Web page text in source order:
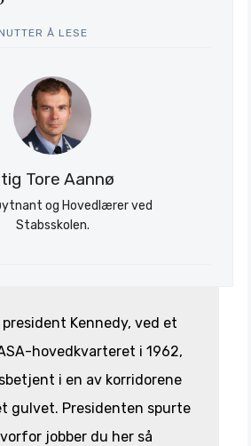
Å LESE
Tore Aannø
og Hovedlærer ved
Stabsskolen.
Kennedy, ved et
hovedkvarteret i 1962,
i en av korridorene
gulvet. Presidenten spurte
jobber du her så